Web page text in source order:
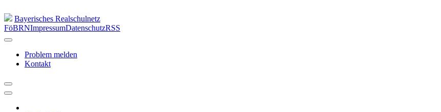
Bayerisches Realschulnetz
FöBRNImpressumDatenschutzRSS
Problem melden
Kontakt